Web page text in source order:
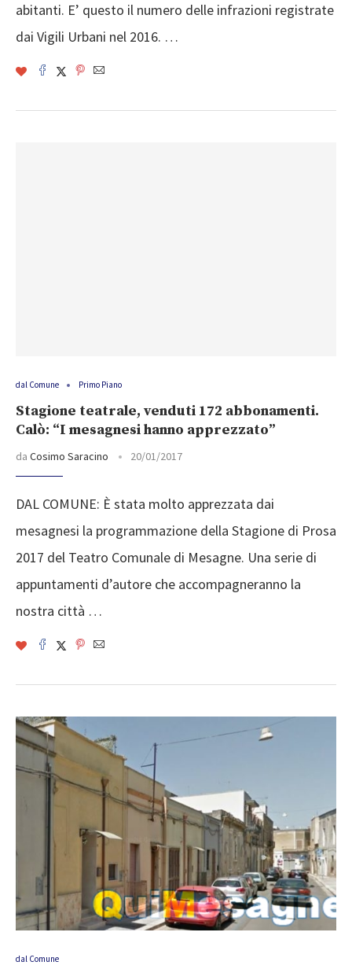
abitanti. E’ questo il numero delle infrazioni registrate
dai Vigili Urbani nel 2016. …
dal Comune Primo Piano
Stagione teatrale, venduti 172 abbonamenti.
Calò: “I mesagnesi hanno apprezzato”
da Cosimo Saracino 20/01/2017
DAL COMUNE: È stata molto apprezzata dai
mesagnesi la programmazione della Stagione di Prosa
2017 del Teatro Comunale di Mesagne. Una serie di
appuntamenti d’autore che accompagneranno la
nostra città …
dal Comune